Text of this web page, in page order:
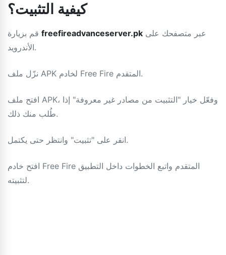
كيفية التثبيت؟
freefireadvanceserver.pk
الأندرويد.
نزّل ملف APK لخادم Free Fire المتقدم.
افتح ملف APK، وفعّل خيار "التثبيت من مصادر غير معروفة" إذا
طُلب منك ذلك.
انقر على "تثبيت" وانتظر حتى يكتمل.
افتح خادم Free Fire المتقدم واتبع الخطوات داخل التطبيق
لتثبيته.